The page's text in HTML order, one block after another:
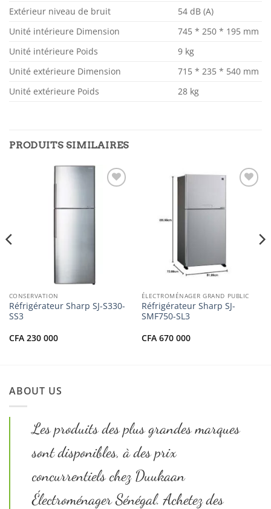
Extérieur niveau de bruit
54 dB (A)
Unité intérieure Dimension
745 * 250 * 195 mm
Unité intérieure Poids
9 kg
Unité extérieure Dimension
715 * 235 * 540 mm
Unité extérieure Poids
28 kg
PRODUITS SIMILAIRES
CONSERVATION
Réfrigérateur Sharp SJ-S330-
SS3
CFA230 000
ÉLECTROMÉNAGER GRAND PUBLIC
Réfrigérateur Sharp SJ-
SMF750-SL3
CFA670 000
ABOUT US
Les produits des plus grandes marques
sont disponibles, à des prix
concurrentiels chez Duukaan
Électroménager Sénégal. Achetez des